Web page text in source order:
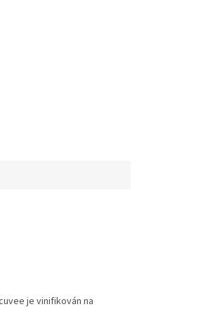
je vinifikován na